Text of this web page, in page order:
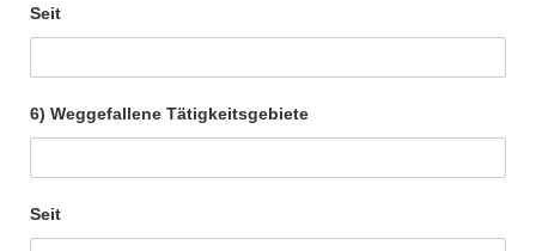
Seit
6) Weggefallene Tätigkeitsgebiete
Seit